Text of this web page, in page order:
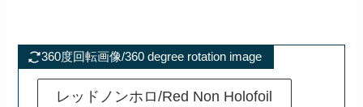
360度回転画像/360 degree rotation image
レッドノンホロ/Red Non Holofoil